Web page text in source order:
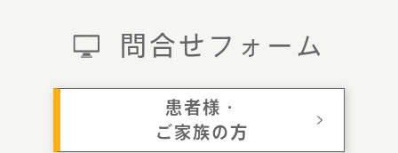
問合せフォーム
患者様・
ご家族の方